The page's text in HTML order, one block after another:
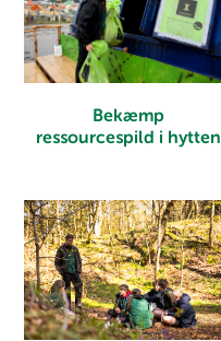
Bekæmp
ressourcespild i hytten